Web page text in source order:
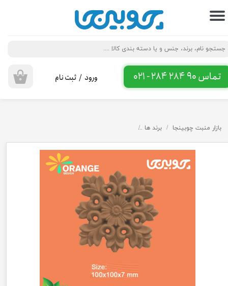
تماس 90 284 284 - 021 ۰ ورود / ثبت نام
حساب کاربری من
تغییر گذر واژه
سفارشات
خروج از حساب کاربری
بازار منبت چوبینجا برند ها